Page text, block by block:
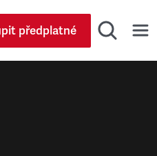
předplatné